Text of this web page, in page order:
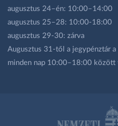
augusztus 24–én: 10:00–14:00
augusztus 25–28: 10:00-18:00
augusztus 29-30: zárva
Augusztus 31-től a jegypénztár
minden nap 10:00–18:00 között